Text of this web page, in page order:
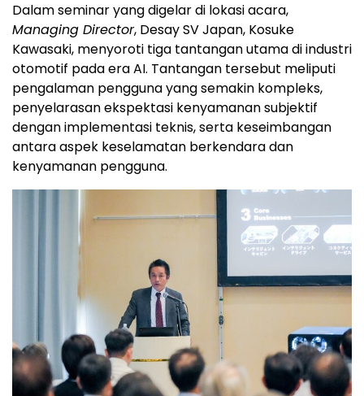
Dalam seminar yang digelar di lokasi acara,
Managing Director, Desay SV Japan, Kosuke
Kawasaki, menyoroti tiga tantangan utama di industri
otomotif pada era AI. Tantangan tersebut meliputi
pengalaman pengguna yang semakin kompleks,
penyelarasan ekspektasi kenyamanan subjektif
dengan implementasi teknis, serta keseimbangan
antara aspek keselamatan berkendara dan
kenyamanan pengguna.